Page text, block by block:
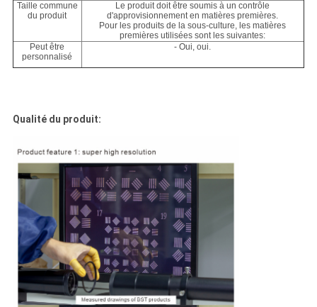
Taille commune
du produit
Le produit doit être soumis à un contrôle
d'approvisionnement en matières premières.
Pour les produits de la sous-culture, les matières
premières utilisées sont les suivantes:
Peut être
personnalisé
- Oui, oui.
Qualité du produit: